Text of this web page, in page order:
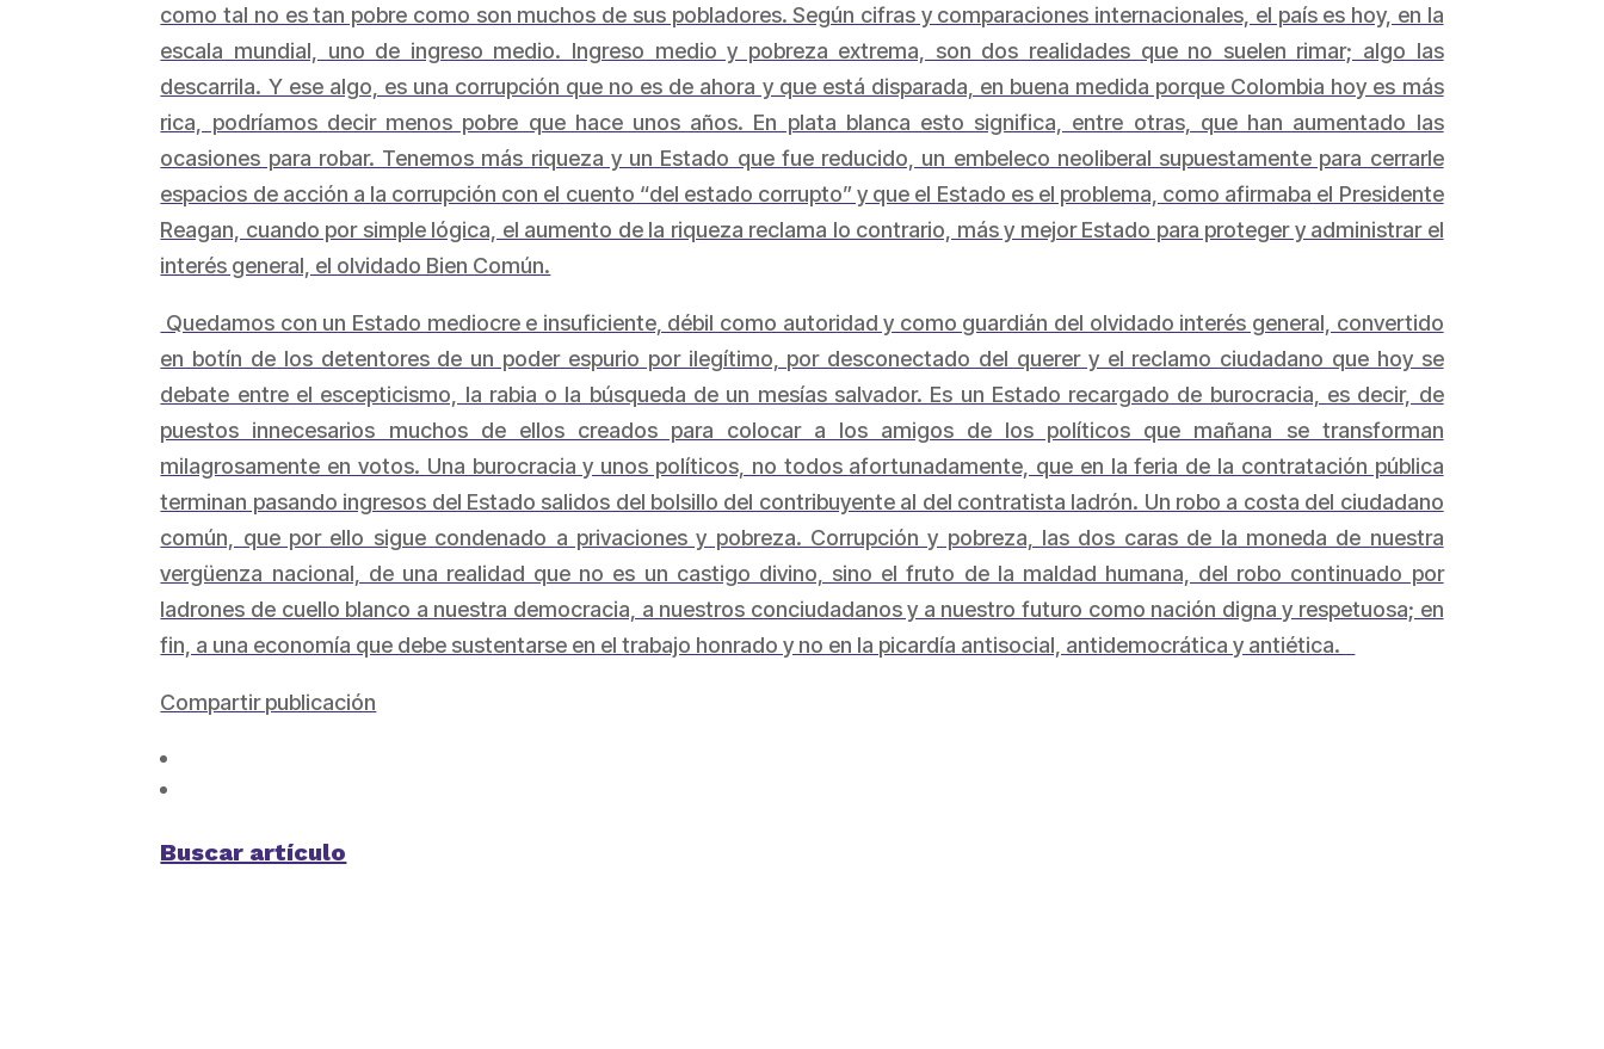
como tal no es tan pobre como son muchos de sus pobladores. Según cifras y comparaciones internacionales, el país es hoy, en la
escala mundial, uno de ingreso medio. Ingreso medio y pobreza extrema, son dos realidades que no suelen rimar; algo las
descarrila. Y ese algo, es una corrupción que no es de ahora y que está disparada, en buena medida porque Colombia hoy es más
rica, podríamos decir menos pobre que hace unos años. En plata blanca esto significa, entre otras, que han aumentado las
ocasiones para robar. Tenemos más riqueza y un Estado que fue reducido, un embeleco neoliberal supuestamente para cerrarle
espacios de acción a la corrupción con el cuento “del estado corrupto” y que el Estado es el problema, como afirmaba el Presidente
Reagan, cuando por simple lógica, el aumento de la riqueza reclama lo contrario, más y mejor Estado para proteger y administrar el
interés general, el olvidado Bien Común.
Quedamos con un Estado mediocre e insuficiente, débil como autoridad y como guardián del olvidado interés general, convertido
en botín de los detentores de un poder espurio por ilegítimo, por desconectado del querer y el reclamo ciudadano que hoy se
debate entre el escepticismo, la rabia o la búsqueda de un mesías salvador. Es un Estado recargado de burocracia, es decir, de
puestos innecesarios muchos de ellos creados para colocar a los amigos de los políticos que mañana se transforman
milagrosamente en votos. Una burocracia y unos políticos, no todos afortunadamente, que en la feria de la contratación pública
terminan pasando ingresos del Estado salidos del bolsillo del contribuyente al del contratista ladrón. Un robo a costa del ciudadano
común, que por ello sigue condenado a privaciones y pobreza. Corrupción y pobreza, las dos caras de la moneda de nuestra
vergüenza nacional, de una realidad que no es un castigo divino, sino el fruto de la maldad humana, del robo continuado por
ladrones de cuello blanco a nuestra democracia, a nuestros conciudadanos y a nuestro futuro como nación digna y respetuosa; en
fin, a una economía que debe sustentarse en el trabajo honrado y no en la picardía antisocial, antidemocrática y antiética.
Compartir publicación
Buscar artículo